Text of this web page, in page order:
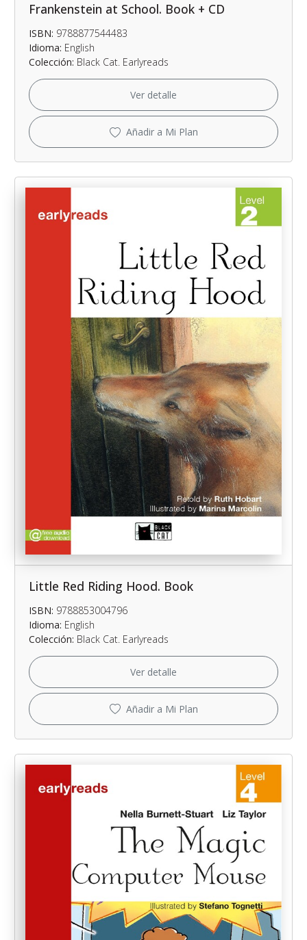
Frankenstein at School. Book + CD
ISBN: 9788877544483
Idioma: English
Colección: Black Cat. Earlyreads
Ver detalle
Añadir a Mi Plan
Little Red Riding Hood. Book
ISBN: 9788853004796
Idioma: English
Colección: Black Cat. Earlyreads
Ver detalle
Añadir a Mi Plan